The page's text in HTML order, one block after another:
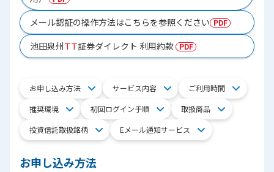
メール認証の操作方法はこちらを参照ください
池田泉州ＴＴ証券ダイレクト 利用約款
お申し込み方法 サービス内容
ご利用時間
推奨環境
初回ログイン手順
取扱商品
投資信託取扱銘柄
Eメール通知サービス
お申し込み方法